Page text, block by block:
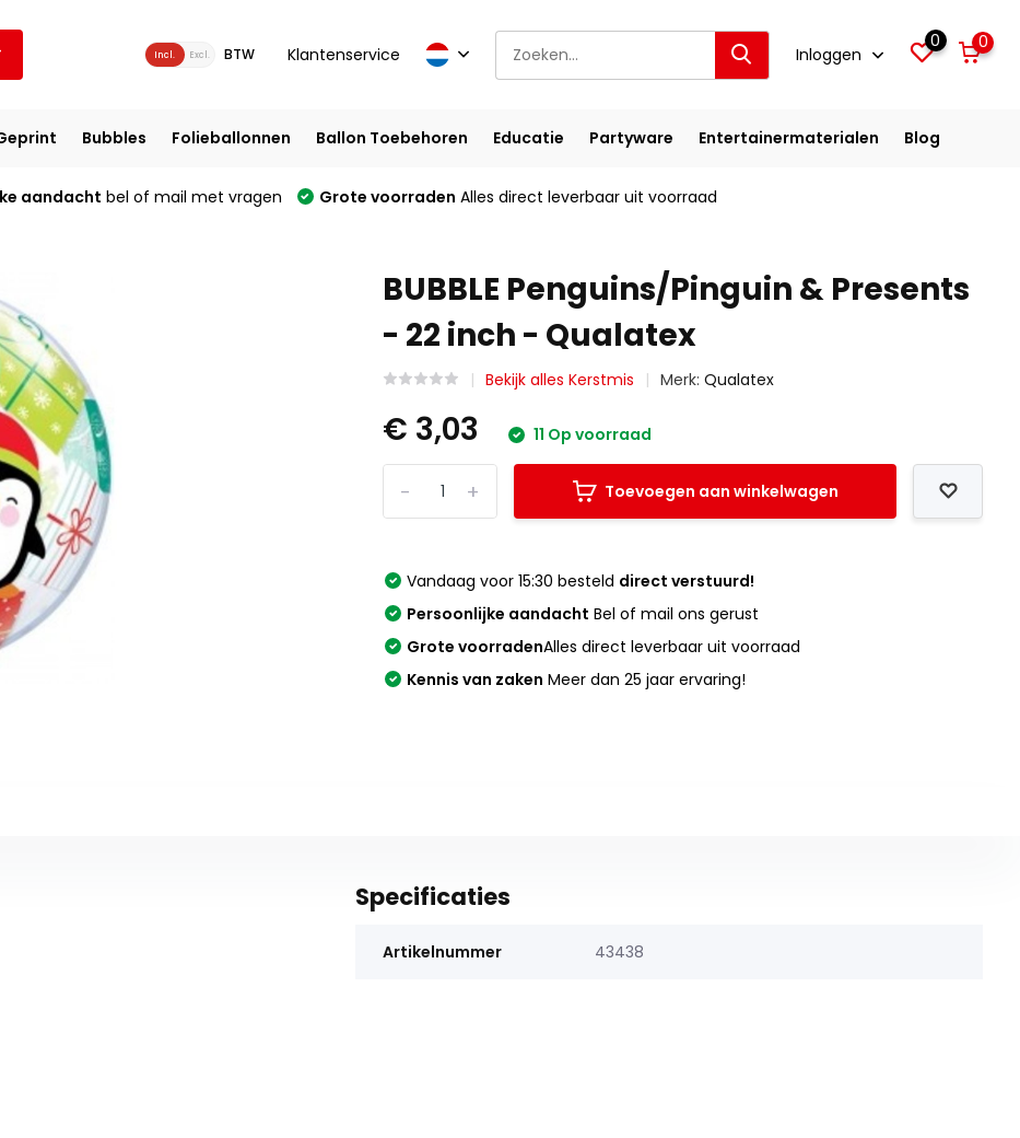
Incl. Excl. BTW Klantenservice Inloggen
0 0
Bubbles Folieballonnen Ballon Toebehoren Educatie Partyware Entertainermaterialen Blog
aandacht bel of mail met vragen Grote voorraden Alles direct leverbaar uit voorraad
BUBBLE Penguins/Pinguin & Presents
- 22 inch - Qualatex
Bekijk alles Kerstmis Merk:Qualatex
€ 3,03 11 Op voorraad
+
- Toevoegen aan winkelwagen
Vandaag voor 15:30 besteld direct verstuurd!
Persoonlijke aandacht Bel of mail ons gerust
Grote voorradenAlles direct leverbaar uit voorraad
Kennis van zaken Meer dan 25 jaar ervaring!
Specificaties
Artikelnummer 43438